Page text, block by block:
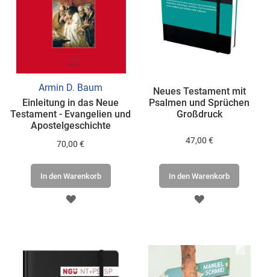
Armin D. Baum
Einleitung in das Neue
Testament - Evangelien und
Apostelgeschichte
70,00 €
In den Warenkorb
ZUR
Neues Testament mit
Psalmen und Sprüchen
Großdruck
47,00 €
In den Warenkorb
ZUR